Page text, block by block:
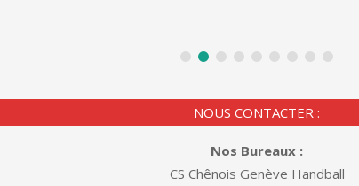
NOUS CONTACTER :
Nos Bureaux :
CS Chênois Genève Handball